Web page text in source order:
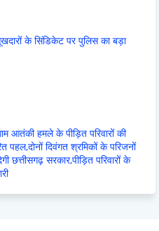
के सिंडिकेट पर पुलिस का बड़ा
आतंकी हमले के पीड़ित परिवारों की
पहल,दोनों दिवंगत श्रमिकों के परिजनों
छत्तीसगढ़ सरकार,पीड़ित परिवारों के